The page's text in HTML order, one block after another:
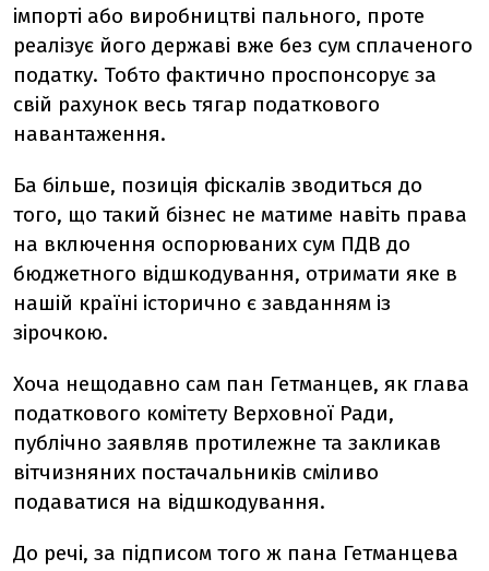
імпорті або виробництві пального, проте
реалізує його державі вже без сум сплаченого
податку. Тобто фактично проспонсорує за
свій рахунок весь тягар податкового
навантаження.
Ба більше, позиція фіскалів зводиться до
того, що такий бізнес не матиме навіть права
на включення оспорюваних сум ПДВ до
бюджетного відшкодування, отримати яке в
нашій країні історично є завданням із
зірочкою.
Хоча нещодавно сам пан Гетманцев, як глава
податкового комітету Верховної Ради,
публічно заявляв протилежне та закликав
вітчизняних постачальників сміливо
подаватися на відшкодування.
До речі, за підписом того ж пана Гетманцева